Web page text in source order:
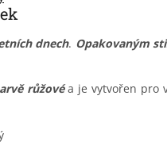
dnech. Opakovaným
růžovéa je vytvořen pro